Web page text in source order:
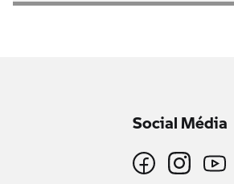
Social Média